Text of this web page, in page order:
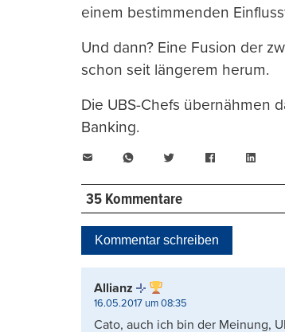
einem bestimmenden
Und dann? Eine Fusion der
schon seit längerem herum.
Die UBS-Chefs übernähmen
Banking.
WhatsAppTwitter Facebook
35 Kommentare
Kommentar schreiben
Allianz
16.05.2017 um 08:35
Cato, auch ich bin der Meinung,